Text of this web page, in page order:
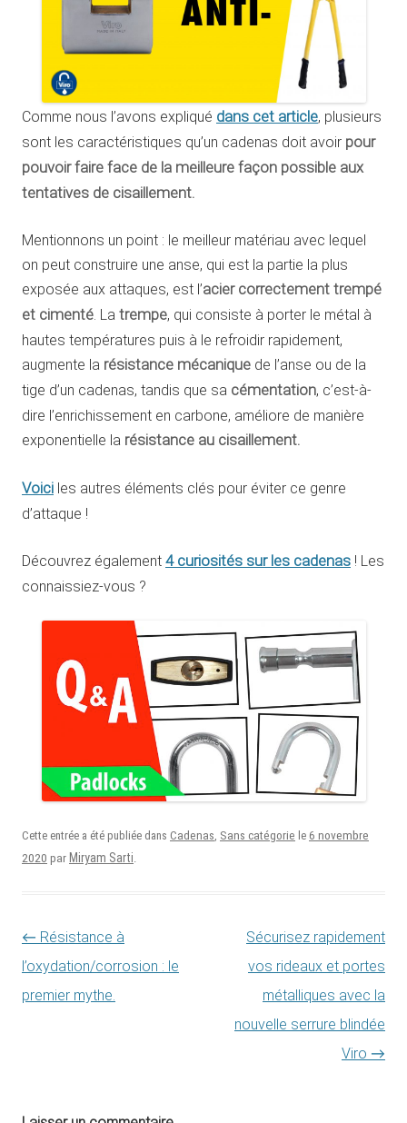
Comme nous l’avons expliqué dans cet article, plusieurs
sont les caractéristiques qu’un cadenas doit avoir pour
pouvoir faire face de la meilleure façon possible aux
tentatives de cisaillement.
Mentionnons un point : le meilleur matériau avec lequel
on peut construire une anse, qui est la partie la plus
exposée aux attaques, est l’acier correctement trempé
et cimenté . La trempe, qui consiste à porter le métal à
hautes températures puis à le refroidir rapidement,
augmente la résistance mécanique de l’anse ou de la
tige d’un cadenas, tandis que sa cémentation, c’est-à-
dire l’enrichissement en carbone, améliore de manière
exponentielle la résistance au cisaillement.
Voici les autres éléments clés pour éviter ce genre
d’attaque !
Découvrez également 4 curiosités sur les cadenas ! Les
connaissiez-vous ?
Cette entrée a été publiée dans Cadenas Sans catégorie le 6 novembre
2020 par Miryam Sarti
Navigation des articles
← Résistance à
l’oxydation/corrosion : le
premier mythe.
Sécurisez rapidement
vos rideaux et portes
métalliques avec la
nouvelle serrure blindée
Viro →